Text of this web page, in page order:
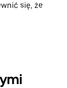
się, że